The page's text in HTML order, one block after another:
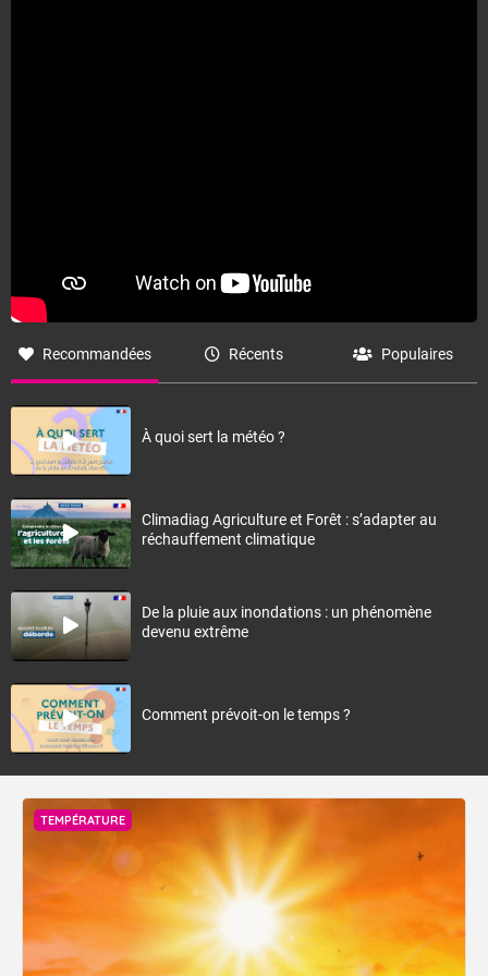
Recommandées Récents Populaires
À quoi sert la météo ?
Climadiag Agriculture et Forêt : s’adapter au
réchauffement climatique
De la pluie aux inondations : un phénomène
devenu extrême
Comment prévoit-on le temps ?
TEMPÉRATURE